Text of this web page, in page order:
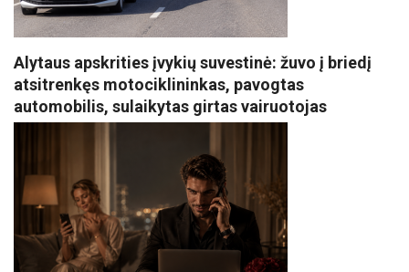
Alytaus apskrities įvykių suvestinė: žuvo į briedį
atsitrenkęs motociklininkas, pavogtas
automobilis, sulaikytas girtas vairuotojas